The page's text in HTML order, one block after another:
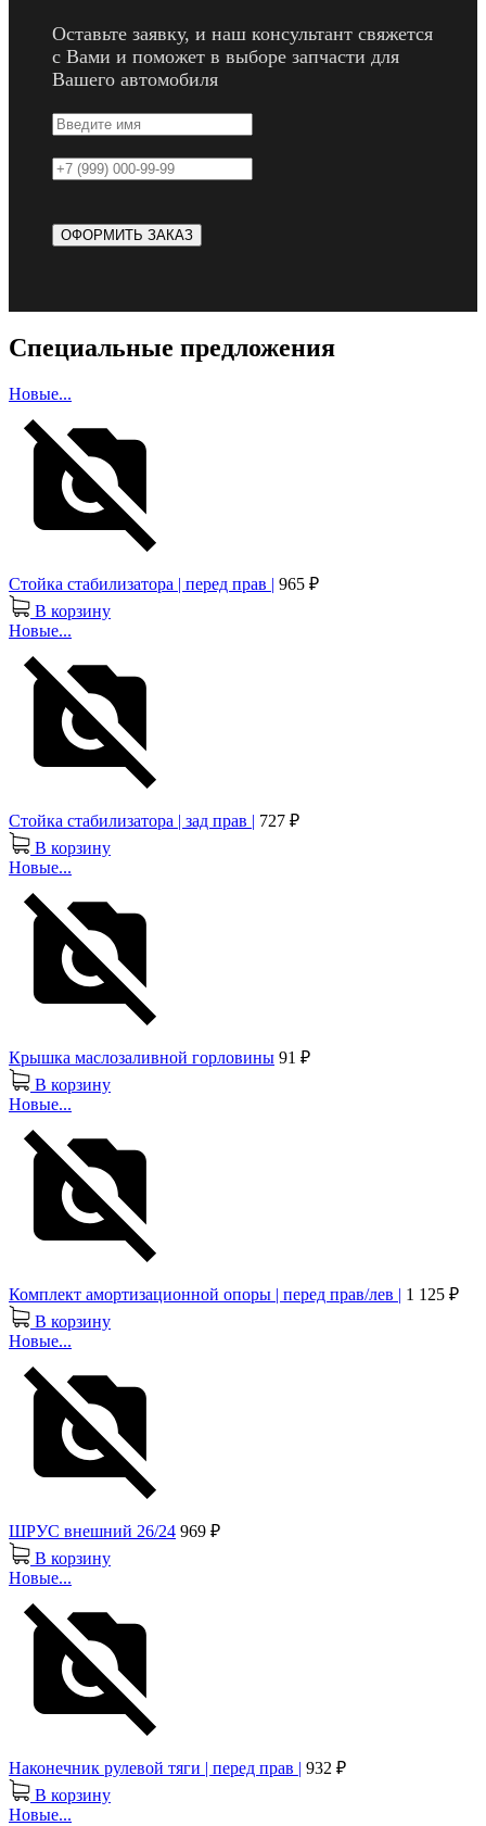
Оставьте заявку, и наш консультант свяжется
с Вами и поможет в выборе запчасти для
Вашего автомобиля
Специальные предложения
Новые...
Стойка стабилизатора | перед прав | 965 ₽
В корзину
Новые...
Стойка стабилизатора | зад прав | 727 ₽
В корзину
Новые...
Крышка маслозаливной горловины 91 ₽
В корзину
Новые...
Комплект амортизационной опоры | перед прав/лев | 1 125 ₽
В корзину
Новые...
ШРУС внешний 26/24 969 ₽
В корзину
Новые...
Наконечник рулевой тяги | перед прав | 932 ₽
В корзину
Новые...